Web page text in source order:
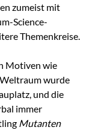
zumeist mit
Science-
Themenkreise.
Motiven wie
wurde
und die
immer
Mutanten